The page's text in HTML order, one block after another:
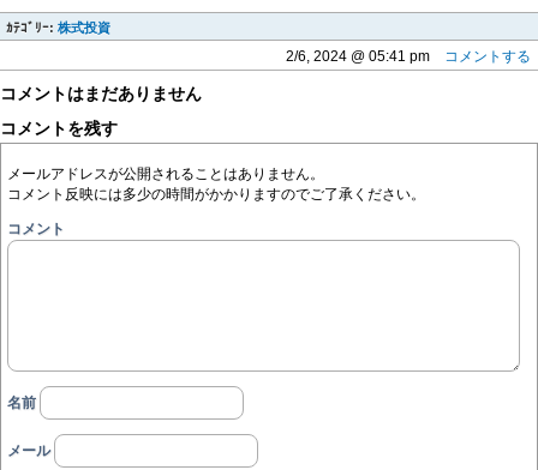
ｶﾃｺﾞﾘｰ: 株式投資
2/6, 2024 @ 05:41 pm コメントする
コメントはまだありません
コメントを残す
メールアドレスが公開されることはありません。
コメント反映には多少の時間がかかりますのでご了承ください。
コメント
名前
メール